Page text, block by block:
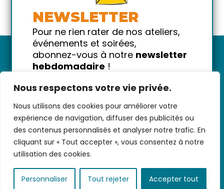
Nous respectons votre vie privée.
Nous utilisons des cookies pour améliorer votre
expérience de navigation, diffuser des publicités ou
des contenus personnalisés et analyser notre trafic. En
cliquant sur « Tout accepter », vous consentez à notre
utilisation des cookies.
Personnaliser Tout rejeter Accepter tout
Nous contacter- CGV/CGU-Données
personnelles-Infos pratiques- FAQ
NEWSLETTER
Pour ne rien rater de nos ateliers,
événements et soirées,
abonnez-vous à notre newsletter
hebdomadaire !
!
Votre email